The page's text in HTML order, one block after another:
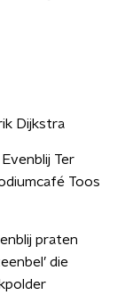
Dijkstra
Ter
Toos
praten
die